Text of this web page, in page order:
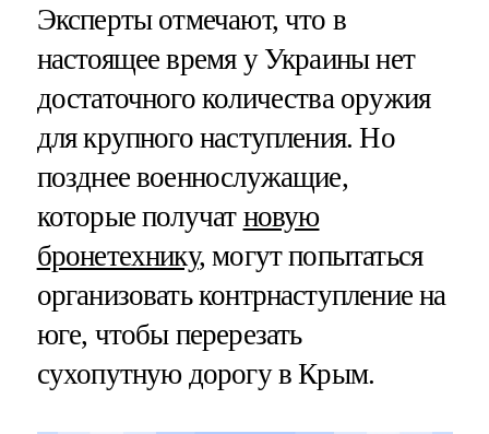
Эксперты отмечают, что в
настоящее время у Украины нет
достаточного количества оружия
для крупного наступления. Но
позднее военнослужащие,
которые получат новую
бронетехнику, могут попытаться
организовать контрнаступление на
юге, чтобы перерезать
сухопутную дорогу в Крым.